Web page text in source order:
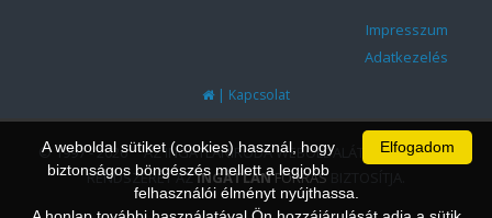
Impresszum
Adatkezelés
| Kapcsolat
© 1997 - 2026 AZ INGATLANIRODA WEBOLDALÁT ÉS ÜGYVITELI
RENDSZERÉT AZINGATLANFORRÁSBIZTOSÍTJA.
Elfogadom
A weboldal sütiket (cookies) használ, hogy
biztonságos böngészés mellett a legjobb
felhasználói élményt nyújthassa.